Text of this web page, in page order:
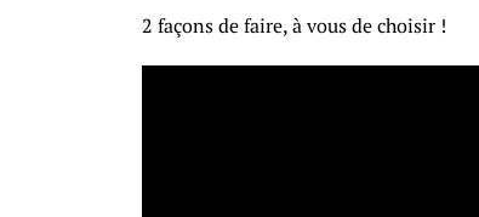
2 façons de faire, à vous de choisir !